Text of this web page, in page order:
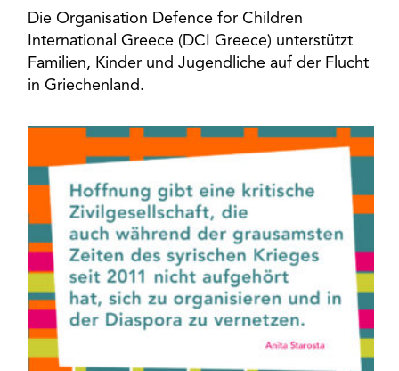
Die Organisation Defence for Children
International Greece (DCI Greece) unterstützt
Familien, Kinder und Jugendliche auf der Flucht
in Griechenland.